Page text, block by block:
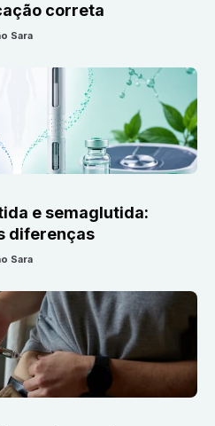
correta
Sara
e semaglutida:
diferenças
Sara